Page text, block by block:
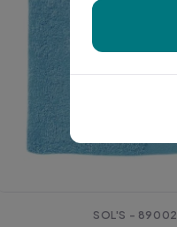
SOL'S - 89002